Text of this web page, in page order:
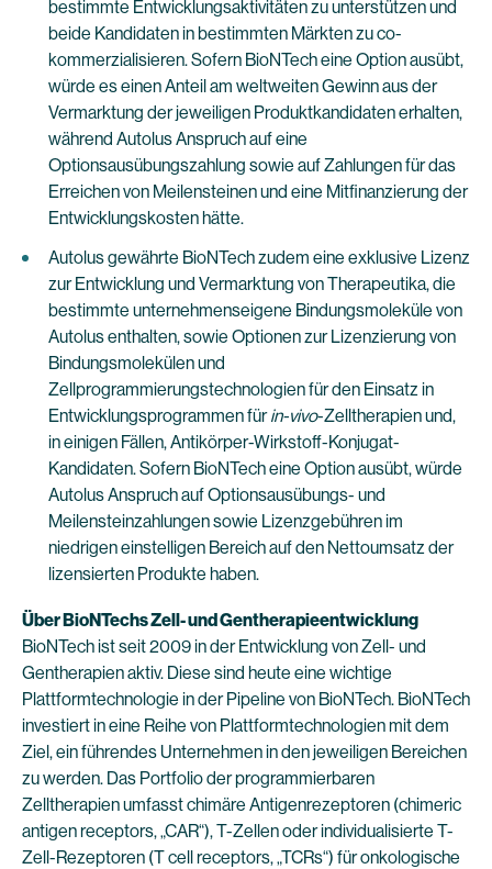
bestimmte Entwicklungsaktivitäten zu unterstützen und
beide Kandidaten in bestimmten Märkten zu co-
kommerzialisieren. Sofern BioNTech eine Option ausübt,
würde es einen Anteil am weltweiten Gewinn aus der
Vermarktung der jeweiligen Produktkandidaten erhalten,
während Autolus Anspruch auf eine
Optionsausübungszahlung sowie auf Zahlungen für das
Erreichen von Meilensteinen und eine Mitfinanzierung der
Entwicklungskosten hätte.
Autolus gewährte BioNTech zudem eine exklusive Lizenz
zur Entwicklung und Vermarktung von Therapeutika, die
bestimmte unternehmenseigene Bindungsmoleküle von
Autolus enthalten, sowie Optionen zur Lizenzierung von
Bindungsmolekülen und
Zellprogrammierungstechnologien für den Einsatz in
Entwicklungsprogrammen fürin-vivo-Zelltherapien und,
in einigen Fällen, Antikörper-Wirkstoff-Konjugat-
Kandidaten. Sofern BioNTech eine Option ausübt, würde
Autolus Anspruch auf Optionsausübungs- und
Meilensteinzahlungen sowie Lizenzgebühren im
niedrigen einstelligen Bereich auf den Nettoumsatz der
lizensierten Produkte haben.
Über BioNTechs Zell- und Gentherapieentwicklung
BioNTech ist seit 2009 in der Entwicklung von Zell- und
Gentherapien aktiv. Diese sind heute eine wichtige
Plattformtechnologie in der Pipeline von BioNTech. BioNTech
investiert in eine Reihe von Plattformtechnologien mit dem
Ziel, ein führendes Unternehmen in den jeweiligen Bereichen
zu werden. Das Portfolio der programmierbaren
Zelltherapien umfasst chimäre Antigenrezeptoren (chimeric
antigen receptors, „CAR“), T-Zellen oder individualisierte T-
Zell-Rezeptoren (T cell receptors, „TCRs“) für onkologische